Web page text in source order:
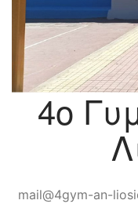
4ο
mail@4gym-an-